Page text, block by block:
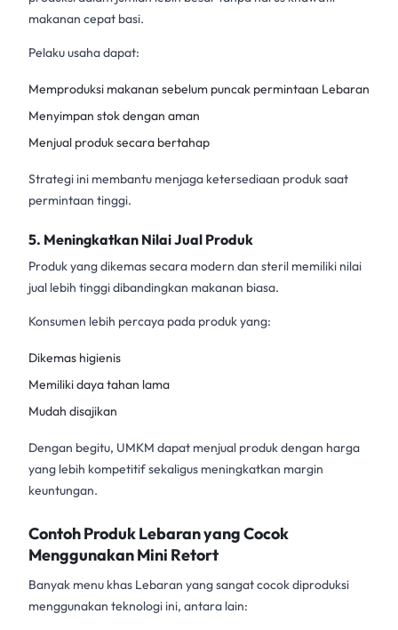
makanan cepat basi.
Pelaku usaha dapat:
Memproduksi makanan sebelum puncak permintaan Lebaran
Menyimpan stok dengan aman
Menjual produk secara bertahap
Strategi ini membantu menjaga ketersediaan produk saat
permintaan tinggi.
5. Meningkatkan Nilai Jual Produk
Produk yang dikemas secara modern dan steril memiliki nilai
jual lebih tinggi dibandingkan makanan biasa.
Konsumen lebih percaya pada produk yang:
Dikemas higienis
Memiliki daya tahan lama
Mudah disajikan
Dengan begitu, UMKM dapat menjual produk dengan harga
yang lebih kompetitif sekaligus meningkatkan margin
keuntungan.
Contoh Produk Lebaran yang Cocok
Menggunakan Mini Retort
Banyak menu khas Lebaran yang sangat cocok diproduksi
menggunakan teknologi ini, antara lain: